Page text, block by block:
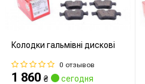
Колодки гальмівні дискові
0 отзывов
1 860 ₴ сегодня